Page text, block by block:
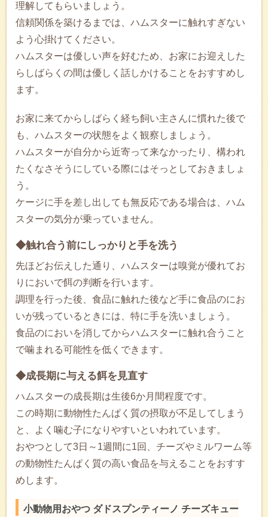
理解してもらいましょう。
信頼関係を築けるまでは、ハムスターに触れすぎない
よう心掛けてください。
ハムスターは優しい声を好むため、お家にお迎えした
らしばらくの間は優しく話しかけることをおすすめし
ます。
お家に来てからしばらく経ち飼い主さんに慣れた後で
も、ハムスターの状態をよく観察しましょう。
ハムスターが自分から近寄って来なかったり、構われ
たくなさそうにしている際にはそっとしておきましょ
う。
ケージに手を差し出しても無反応である場合は、ハム
スターの気分が乗っていません。
◆触れ合う前にしっかりと手を洗う
先ほどお伝えした通り、ハムスターは嗅覚が優れてお
りにおいで餌の判断を行います。
調理を行った後、食品に触れた後など手に食品のにお
いが残っているときには、特に手を洗いましょう。
食品のにおいを消してからハムスターに触れ合うこと
で噛まれる可能性を低くできます。
◆成長期に与える餌を見直す
ハムスターの成長期は生後6か月間程度です。
この時期に動物性たんぱく質の摂取が不足してしまう
と、よく噛む子になりやすいといわれています。
おやつとして3日～1週間に1回、チーズやミルワーム等
の動物性たんぱく質の高い食品を与えることをおすす
めします。
小動物用おやつ ダドスプンティーノ チーズキュー